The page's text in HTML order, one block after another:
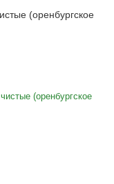
(оренбургское